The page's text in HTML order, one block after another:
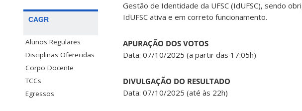
CAGR
Alunos Regulares
Disciplinas Oferecidas
Corpo Docente
TCCs
Egressos
Gestão de Identidade da UFSC (IdUFSC), sendo
IdUFSC ativa e em correto funcionamento.
APURAÇÃO DOS VOTOS
Data: 07/10/2025 (a partir das 17:05h)
DIVULGAÇÃO DO RESULTADO
Data: 07/10/2025 (até às 22h)